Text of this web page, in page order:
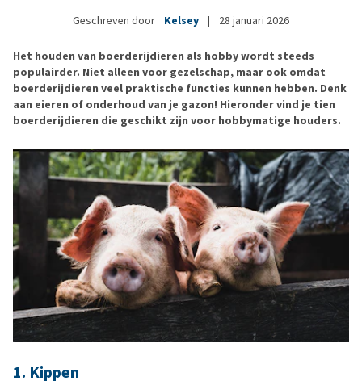
Geschreven door Kelsey | 28 januari 2026
Het houden van boerderijdieren als hobby wordt steeds
populairder. Niet alleen voor gezelschap, maar ook omdat
boerderijdieren veel praktische functies kunnen hebben. Denk
aan eieren of onderhoud van je gazon! Hieronder vind je tien
boerderijdieren die geschikt zijn voor hobbymatige houders.
1. Kippen